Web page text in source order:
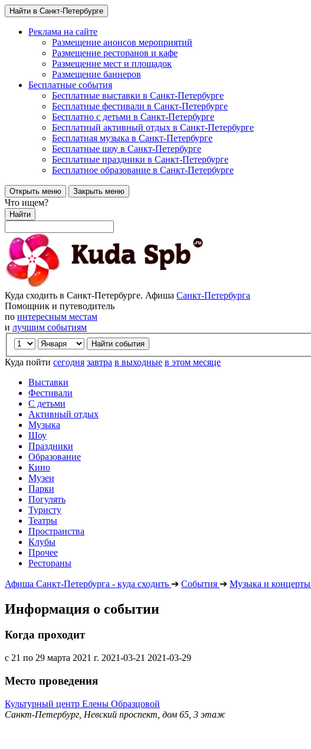
Найти в Санкт-Петербурге
Реклама на сайте
Размещение анонсов мероприятий
Размещение ресторанов и кафе
Размещение мест и площадок
Размещение баннеров
Бесплатные события
Бесплатные выставки в Санкт-Петербурге
Бесплатные фестивали в Санкт-Петербурге
Бесплатно с детьми в Санкт-Петербурге
Бесплатный активный отдых в Санкт-Петербурге
Бесплатная музыка в Санкт-Петербурге
Бесплатные шоу в Санкт-Петербурге
Бесплатные праздники в Санкт-Петербурге
Бесплатное образование в Санкт-Петербурге
Открыть меню Закрыть меню
Что ищем?
Найти
Куда сходить в Санкт-Петербурге. Афиша Санкт-Петербурга
Помощник и путеводитель
по интересным местам
и лучшим событиям
Куда пойти сегодня завтра в выходные в этом месяце
Выставки
Фестивали
С детьми
Активный отдых
Музыка
Шоу
Праздники
Образование
Кино
Музеи
Парки
Погулять
Туристу
Театры
Пространства
Клубы
Прочее
Рестораны
Афиша Санкт-Петербурга - куда сходить ➔ События ➔ Музыка и концерты
Информация о событии
Когда проходит
с 21 по 29 марта 2021 г. 2021-03-21 2021-03-29
Место проведения
Культурный центр Елены Образцовой
Санкт-Петербург, Невский проспект, дом 65, 3 этаж